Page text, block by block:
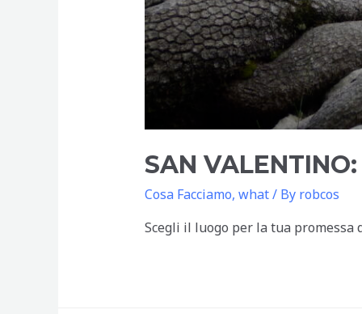
SAN
Cosa Facciamo, what/ By robcos
Scegli il luogo per la tua promessa